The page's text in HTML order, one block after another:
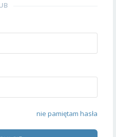
nie pamiętam hasła